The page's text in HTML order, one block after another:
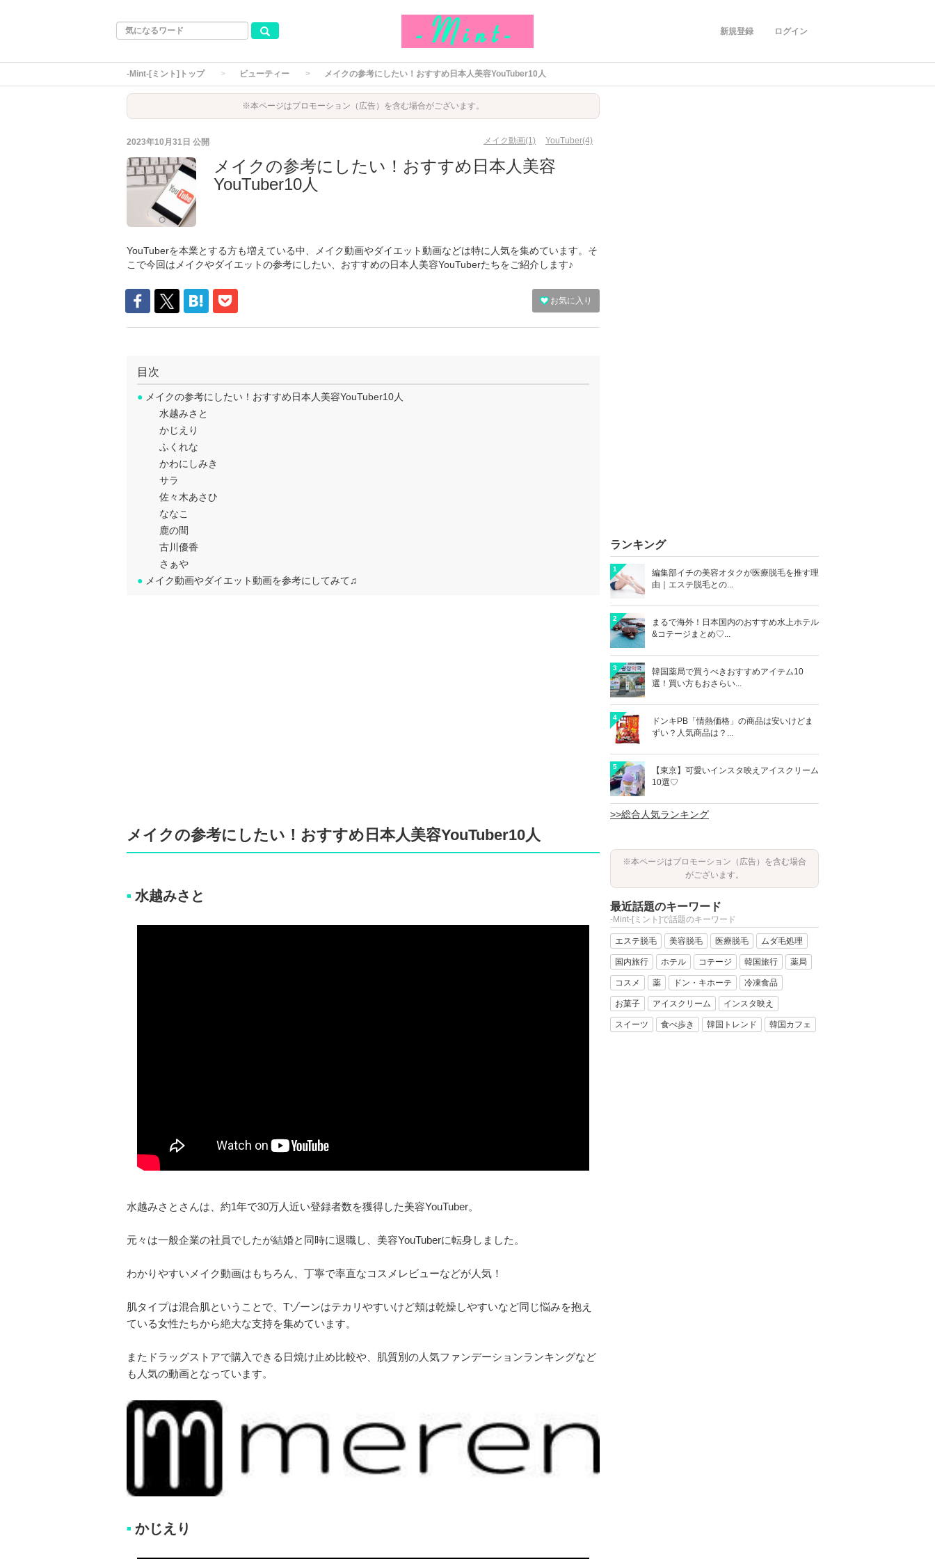
ログイン
新規登録
-Mint-[ミント]トップ ビューティー メイクの参考にしたい！おすすめ日本人美容YouTuber10人
※本ページはプロモーション（広告）を含む場合がございます。
2023年10月31日 公開 メイク動画(1) YouTuber(4)
メイクの参考にしたい！おすすめ日本人美容
YouTuber10人
YouTuberを本業とする方も増えている中、メイク動画やダイエット動画などは特に人気を集めています。そ
こで今回はメイクやダイエットの参考にしたい、おすすめの日本人美容YouTuberたちをご紹介します♪
お気に入り
目次
● メイクの参考にしたい！おすすめ日本人美容YouTuber10人
水越みさと
かじえり
ふくれな
かわにしみき
サラ
佐々木あさひ
ななこ
鹿の間
古川優香
さぁや
● メイク動画やダイエット動画を参考にしてみて♫
メイクの参考にしたい！おすすめ日本人美容YouTuber10人
■ 水越みさと
水越みさとさんは、約1年で30万人近い登録者数を獲得した美容YouTuber。
元々は一般企業の社員でしたが結婚と同時に退職し、美容YouTuberに転身しました。
わかりやすいメイク動画はもちろん、丁寧で率直なコスメレビューなどが人気！
肌タイプは混合肌ということで、Tゾーンはテカリやすいけど頬は乾燥しやすいなど同じ悩みを抱え
ている女性たちから絶大な支持を集めています。
またドラッグストアで購入できる日焼け止め比較や、肌質別の人気ファンデーションランキングなど
も人気の動画となっています。
■ かじえり
ランキング
1
編集部イチの美容オタクが医療脱毛を推す理
由｜エステ脱毛との...
2
まるで海外！日本国内のおすすめ水上ホテル
&コテージまとめ♡...
3
韓国薬局で買うべきおすすめアイテム10
選！買い方もおさらい...
4
ドンキPB「情熱価格」の商品は安いけどま
ずい？人気商品は？...
5
【東京】可愛いインスタ映えアイスクリーム
10選♡
>>総合人気ランキング
※本ページはプロモーション（広告）を含む場合
がございます。
最近話題のキーワード
-Mint-[ミント]で話題のキーワード
エステ脱毛 美容脱毛 医療脱毛 ムダ毛処理
国内旅行 ホテル コテージ 韓国旅行 薬局
コスメ 薬 ドン・キホーテ 冷凍食品
お菓子 アイスクリーム インスタ映え
スイーツ 食べ歩き 韓国トレンド 韓国カフェ